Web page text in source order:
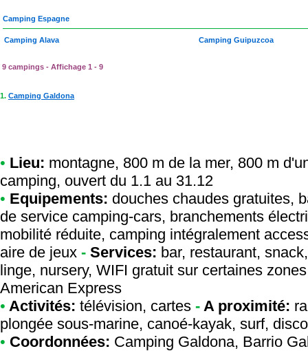
Camping Espagne
Camping Alava Camping Guipuzcoa
9 campings - Affichage 1 - 9
1. Camping Galdona
• Lieu: montagne, 800 m de la mer, 800 m
camping, ouvert du 1.1 au 31.12
• Equipements: douches chaudes gratuites,
de service camping-cars, branchements
mobilité réduite, camping intégralement
aire de jeux - Services: bar, restaurant,
linge, nursery, WIFI gratuit sur certaines
American Express
• Activités: télévision, cartes - A proximité:
plongée sous-marine, canoé-kayak, surf,
• Coordonnées: Camping Galdona, Barrio